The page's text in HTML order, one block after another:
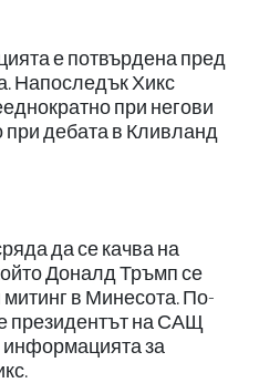
е потвърдена пред
Напоследък Хикс
при негови
дебата в Кливланд
да се качва на
Доналд Тръмп се
в Минесота. По-
президентът на САЩ
за